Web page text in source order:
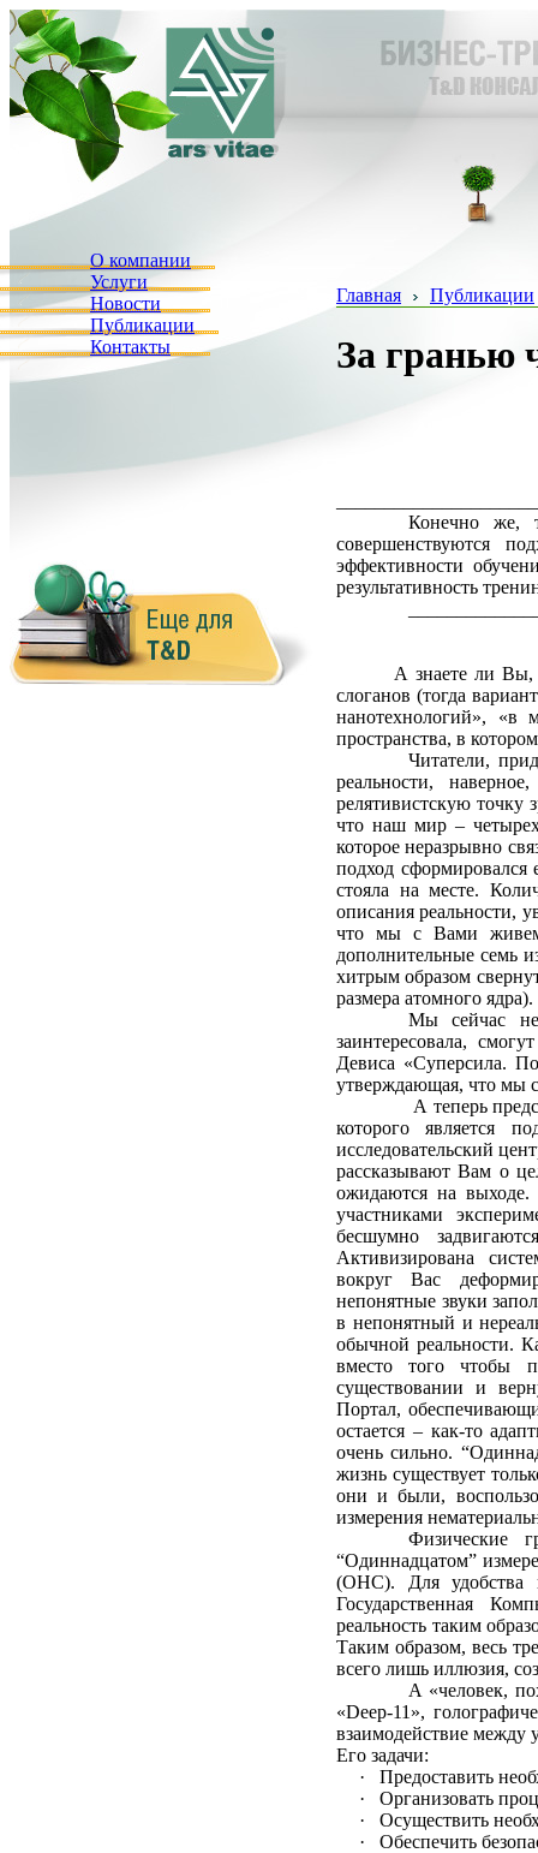
О компании
Услуги
Новости
Публикации
Контакты
Главная Публикации
За гранью
Конечно же,
совершенствуются
эффективности
результативность
А знаете ли Вы,
слоганов (тогда
нанотехнологий», «в
пространства, в
Читатели,
реальности,
релятивистскую точку
что наш мир –
которое неразрывно
подход
стояла на месте.
описания реальности,
что мы с Вами живем
дополнительные семь
хитрым образом
размера атомного ядра).
Мы сейчас не
заинтересовала,
Девиса «Суперсила.
утверждающая, что мы
А теперь
которого является
исследовательский
рассказывают Вам о
ожидаются на
участниками
бесшумно
Активизирована
вокруг Вас
непонятные звуки
в непонятный и
обычной реальности.
вместо того чтобы
существовании и
Портал,
остается – как-то
очень сильно.
жизнь существует
они и были,
измерения
Физические
“Одиннадцатом”
(ОНС). Для удобства
Государственная
реальность таким
Таким образом, весь
всего лишь иллюзия,
А «человек,
«Deep-11»,
взаимодействие между
Его задачи:
· Предоставить
· Организовать
· Осуществить
· Обеспечить